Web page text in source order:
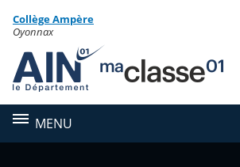
Menu de la rubrique
Contenu
Collège Ampère
Oyonnax
MENU